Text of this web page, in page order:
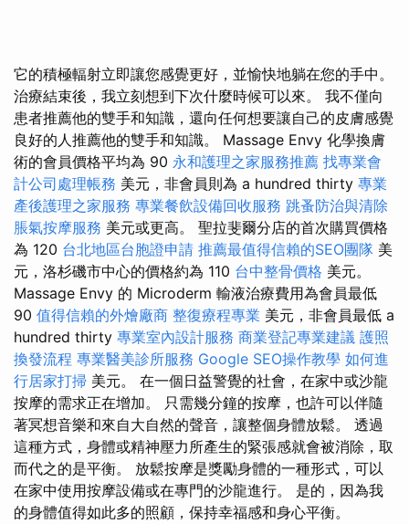
它的積極輻射立即讓您感覺更好，並愉快地躺在您的手中。
治療結束後，我立刻想到下次什麼時候可以來。 我不僅向
患者推薦他的雙手和知識，還向任何想要讓自己的皮膚感覺
良好的人推薦他的雙手和知識。 Massage Envy 化學換膚
術的會員價格平均為 90 永和護理之家服務推薦 找專業會
計公司處理帳務 美元，非會員則為 a hundred thirty 專業
產後護理之家服務 專業餐飲設備回收服務 跳蚤防治與清除
脹氣按摩服務 美元或更高。 聖拉斐爾分店的首次購買價格
為 120 台北地區台胞證申請 推薦最值得信賴的SEO團隊 美
元，洛杉磯市中心的價格約為 110 台中整骨價格 美元。
Massage Envy 的 Microderm 輸液治療費用為會員最低
90 值得信賴的外燴廠商 整復療程專業 美元，非會員最低 a
hundred thirty 專業室內設計服務 商業登記專業建議 護照
換發流程 專業醫美診所服務 Google SEO操作教學 如何進
行居家打掃 美元。 在一個日益警覺的社會，在家中或沙龍
按摩的需求正在增加。 只需幾分鐘的按摩，也許可以伴隨
著冥想音樂和來自大自然的聲音，讓整個身體放鬆。 透過
這種方式，身體或精神壓力所產生的緊張感就會被消除，取
而代之的是平衡。 放鬆按摩是獎勵身體的一種形式，可以
在家中使用按摩設備或在專門的沙龍進行。 是的，因為我
的身體值得如此多的照顧，保持幸福感和身心平衡。